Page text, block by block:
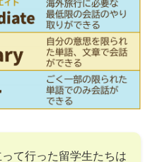
て行った留学生たちは